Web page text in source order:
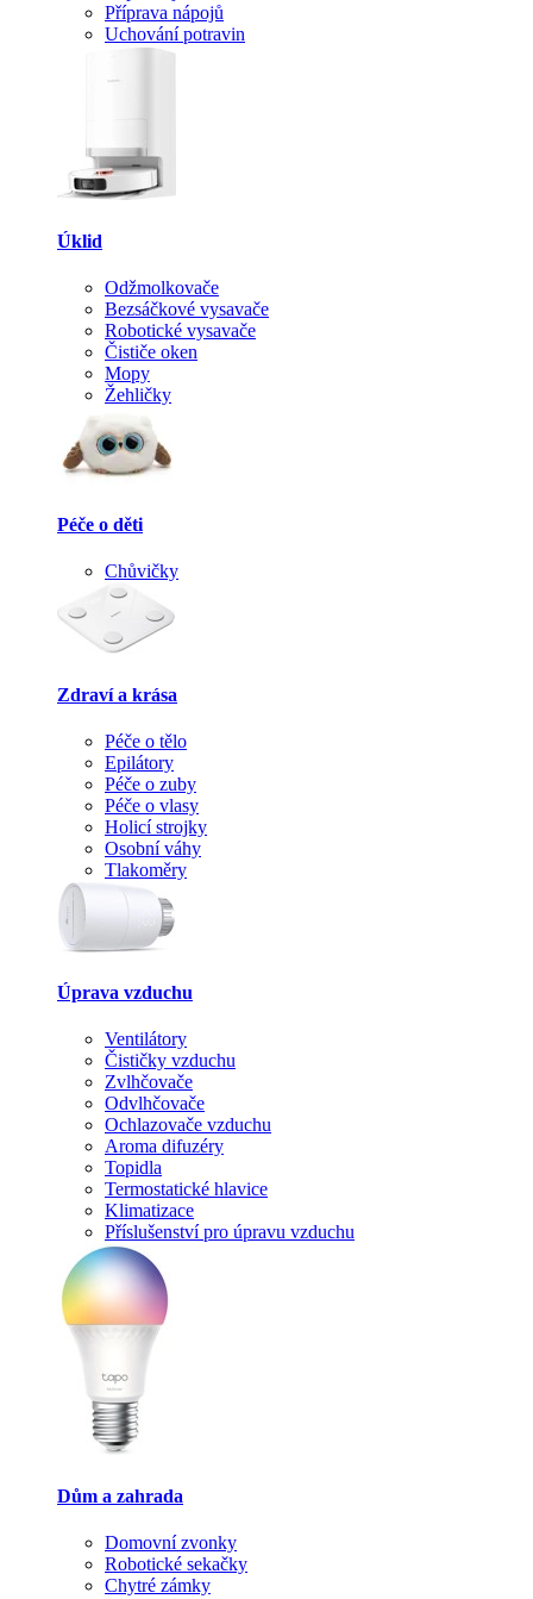
Příprava nápojů
Uchování potravin
Úklid
Odžmolkovače
Bezsáčkové vysavače
Robotické vysavače
Čističe oken
Mopy
Žehličky
Péče o děti
Chůvičky
Zdraví a krása
Péče o tělo
Epilátory
Péče o zuby
Péče o vlasy
Holicí strojky
Osobní váhy
Tlakoměry
Úprava vzduchu
Ventilátory
Čističky vzduchu
Zvlhčovače
Odvlhčovače
Ochlazovače vzduchu
Aroma difuzéry
Topidla
Termostatické hlavice
Klimatizace
Příslušenství pro úpravu vzduchu
Dům a zahrada
Domovní zvonky
Robotické sekačky
Chytré zámky